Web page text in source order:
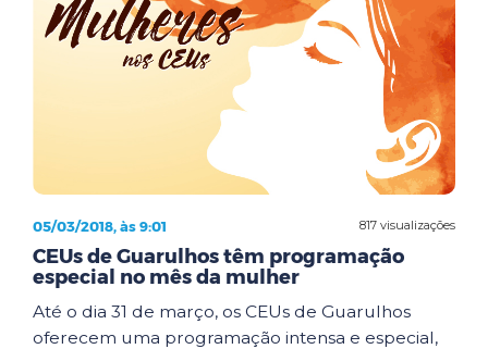
817 visualizações
05/03/2018, às 9:01
CEUs de Guarulhos têm programação
especial no mês da mulher
Até o dia 31 de março, os CEUs de Guarulhos
oferecem uma programação intensa e especial,